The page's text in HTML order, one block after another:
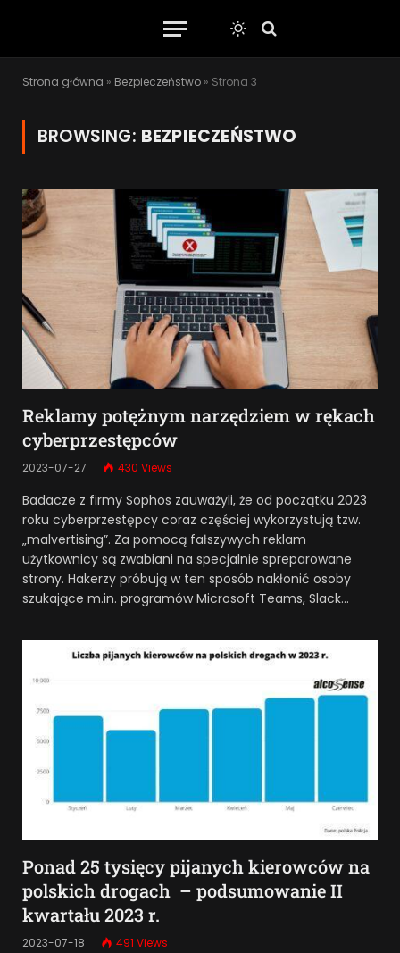
Strona główna » Bezpieczeństwo » Strona 3
BROWSING: BEZPIECZEŃSTWO
Reklamy potężnym narzędziem w rękach
cyberprzestępców
2023-07-27 430 Views
Badacze z firmy Sophos zauważyli, że od początku 2023
roku cyberprzestępcy coraz częściej wykorzystują tzw.
„malvertising”. Za pomocą fałszywych reklam
użytkownicy są zwabiani na specjalnie spreparowane
strony. Hakerzy próbują w ten sposób nakłonić osoby
szukające m.in. programów Microsoft Teams, Slack…
Ponad 25 tysięcy pijanych kierowców na
polskich drogach – podsumowanie II
kwartału 2023 r.
2023-07-18 491 Views